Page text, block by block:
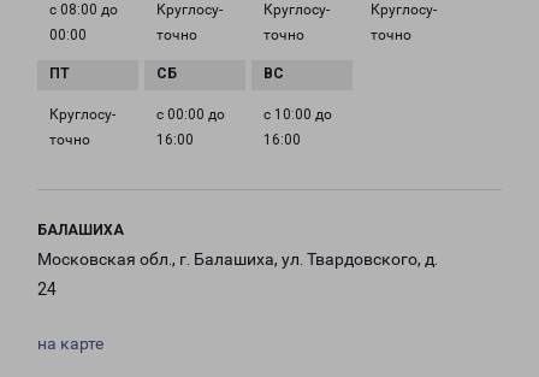
с 08:00 до
00:00
Круглосу­
точно
Круглосу­
точно
Круглосу­
точно
Круглосу­
точно
с 00:00 до
16:00
с 10:00 до
16:00
БАЛАШИХА
Московская обл., г. Балашиха, ул. Твардовского, д.
24
на карте